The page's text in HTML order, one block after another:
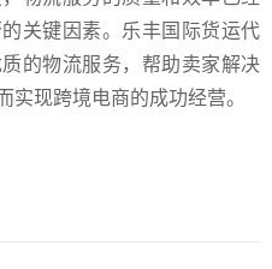
关键因素。乐丰国际货运代
的物流服务，帮助卖家解决
现跨境电商的成功经营。